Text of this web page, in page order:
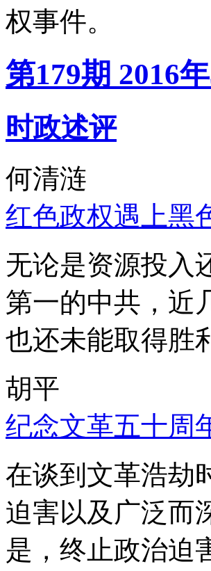
权事件。
第179期 2016
时政述评
何清涟
红色政权遇上黑
无论是资源投入
第一的中共，近
也还未能取得胜
胡平
纪念文革五十周
在谈到文革浩劫
迫害以及广泛而
是，终止政治迫